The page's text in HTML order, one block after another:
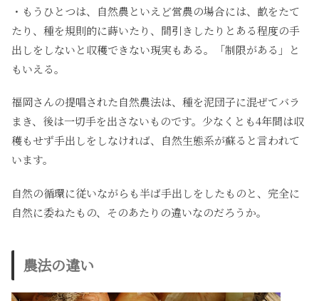
・もうひとつは、自然農といえど営農の場合には、畝をたて
たり、種を規則的に蒔いたり、間引きしたりとある程度の手
出しをしないと収穫できない現実もある。「制限がある」と
もいえる。
福岡さんの提唱された自然農法は、種を泥団子に混ぜてバラ
まき、後は一切手を出さないものです。少なくとも4年間は収
穫もせず手出しをしなければ、自然生態系が蘇ると言われて
います。
自然の循環に従いながらも半ば手出しをしたものと、完全に
自然に委ねたもの、そのあたりの違いなのだろうか。
農法の違い